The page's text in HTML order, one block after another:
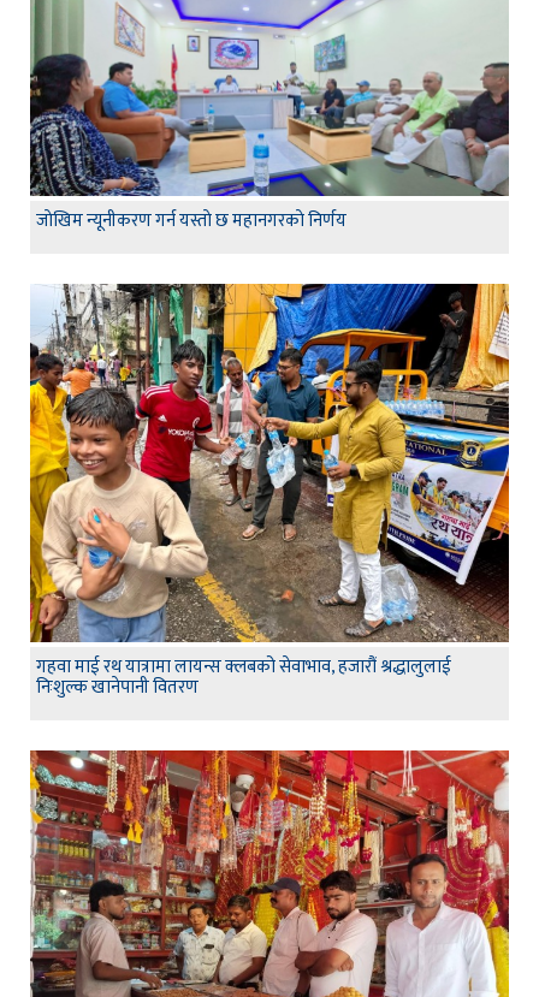
जाेखिम न्यूनीकरण गर्न यस्ताे छ महानगरकाे निर्णय
गहवा माई रथ यात्रामा लायन्स क्लबको सेवाभाव, हजारौं श्रद्धालुलाई
निःशुल्क खानेपानी वितरण